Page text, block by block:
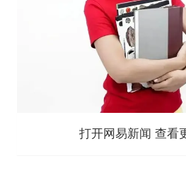
打开网易新闻 查看